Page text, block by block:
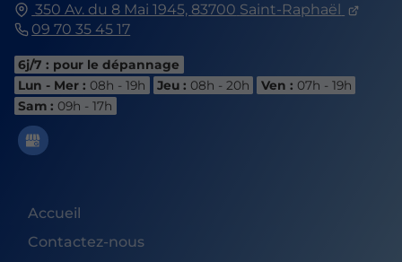
350 Av. du 8 Mai 1945, 83700 Saint-Raphaël
09 70 35 45 17
6j/7 : pour le dépannage
Lun - Mer : 08h - 19h Jeu : 08h - 20h Ven : 07h - 19h
Sam : 09h - 17h
Accueil
Contactez-nous